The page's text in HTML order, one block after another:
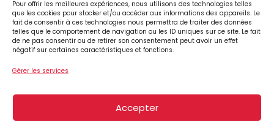
Pour offrir les meilleures expériences, nous utilisons des technologies telles
que les cookies pour stocker et/ou accéder aux informations des appareils. Le
fait de consentir à ces technologies nous permettra de traiter des données
telles que le comportement de navigation ou les ID uniques sur ce site. Le fait
de ne pas consentir ou de retirer son consentement peut avoir un effet
négatif sur certaines caractéristiques et fonctions.
Gérer les services
Accepter
Le député honoraire
4 Place Jean-Antoine Pourtier
63890 ST-AMANT-ROCHE-SAVINE